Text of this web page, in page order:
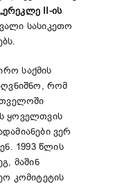
„ერეკლეII-ის
სასიკეთო
საქმის
რომ
ყოველთვის
ვერ
1993 წლის
მაშინ
კომიტეტის